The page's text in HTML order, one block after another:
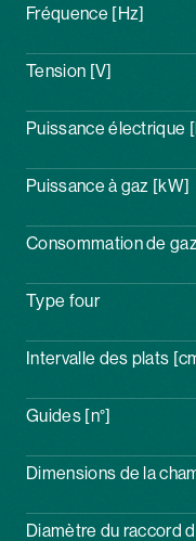
Fréquence [Hz]
Tension [V]
Puissance électrique
Puissance à gaz [kW]
Consommation de
Type four
Intervalle des plats
Guides [n°]
Dimensions de la
Diamètre du raccord